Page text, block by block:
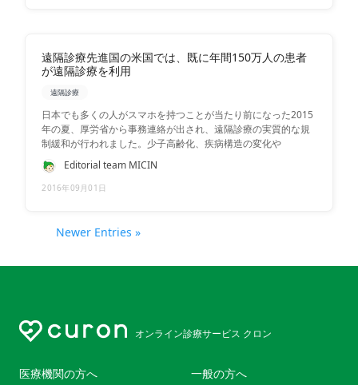
遠隔診療先進国の米国では、既に年間150万人の患者
が遠隔診療を利用
遠隔診療
日本でも多くの人がスマホを持つことが当たり前になった2015
年の夏、厚労省から事務連絡が出され、遠隔診療の実質的な規
制緩和が行われました。少子高齢化、疾病構造の変化や
Editorial team MICIN
2016年09月01日
Newer Entries »
オンライン診療サービス クロン
医療機関の方へ 一般の方へ